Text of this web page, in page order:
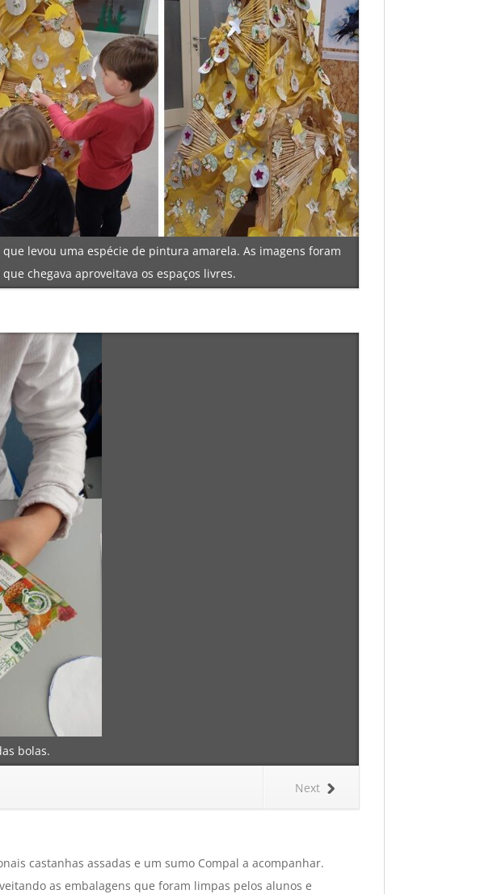
levou uma espécie de pintura amarela. As imagens foram
chegava aproveitava os espaços livres.
bolas.
Next
castanhas assadas e um sumo Compal a acompanhar.
as embalagens que foram limpas pelos alunos e